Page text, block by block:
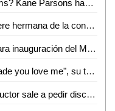
¿Habrá más películas de Backrooms? Kane Parsons habla sobre su futuro
Luto en la televisión mexicana: Muere hermana de la conductora Mónica Castañeda
Sheinbaum entrega el boleto 001 para inauguración del Mundial 2026 a joven veracruzana; reconoce a ganadoras
Ariana Grande lanzó "Hate that i made you love me", su tema más desgarrador
¿Qué hizo Chumel Torres? El conductor sale a pedir disculpas tras la funa